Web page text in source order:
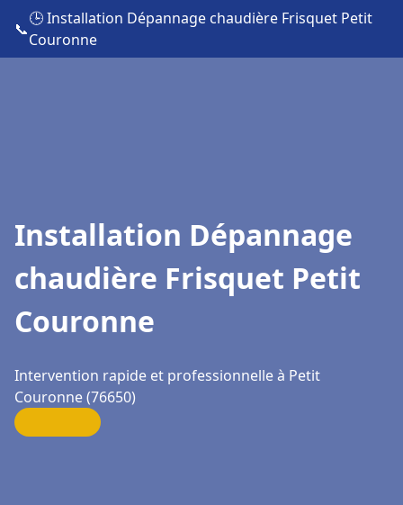
📞
🕒 Installation Dépannage chaudière Frisquet Petit
Couronne
Installation Dépannage
chaudière Frisquet Petit
Couronne
Intervention rapide et professionnelle à Petit
Couronne (76650)